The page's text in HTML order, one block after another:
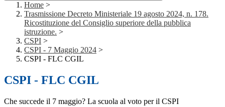
Home >
Trasmissione Decreto Ministeriale 19 agosto 2024, n. 178.
Ricostituzione del Consiglio superiore della pubblica
istruzione. >
CSPI >
CSPI - 7 Maggio 2024 >
CSPI - FLC CGIL
CSPI - FLC CGIL
Che succede il 7 maggio? La scuola al voto per il CSPI